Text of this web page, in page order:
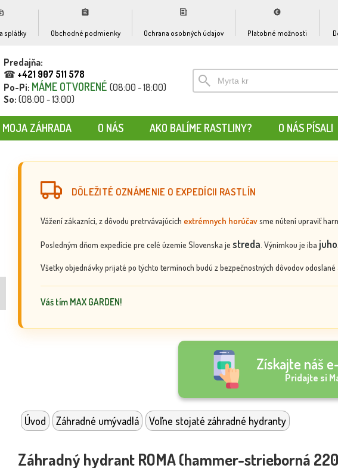
splátky Obchodné podmienky Ochrana osobných údajov Platobné možnosti
Predajňa:
☎ +421 907 511 578
Po-Pi: MÁME OTVORENÉ (08:00 - 18:00)
So: (08:00 - 13:00)
MOJA ZÁHRADA O NÁS AKO BALÍME RASTLINY? O NÁS PÍSALI
DÔLEŽITÉ OZNÁMENIE O EXPEDÍCII RASTLÍN
Vážení zákazníci, z dôvodu pretrvávajúcich extrémnych horúčavsme nútení upraviť
Posledným dňom expedície pre celé územie Slovenska je streda . Výnimkou je iba
Všetky objednávky prijaté po týchto termínoch budú z bezpečnostných dôvodov
Váš tím MAX GARDEN!
Získajte náš
Pridajte si
Úvod Záhradné umývadlá Voľne stojaté záhradné hydranty
Záhradný hydrant ROMA (hammer-strieborná